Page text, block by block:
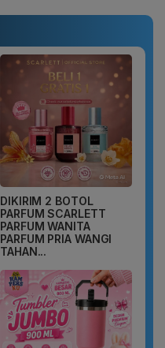
DIKIRIM 2 BOTOL
PARFUM SCARLETT
PARFUM WANITA
PARFUM PRIA WANGI
TAHAN...